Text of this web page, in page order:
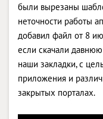
были вырезаны
неточности работы
добавил файл от 8
если скачали
наши закладки, с
приложения и
закрытых порталах.